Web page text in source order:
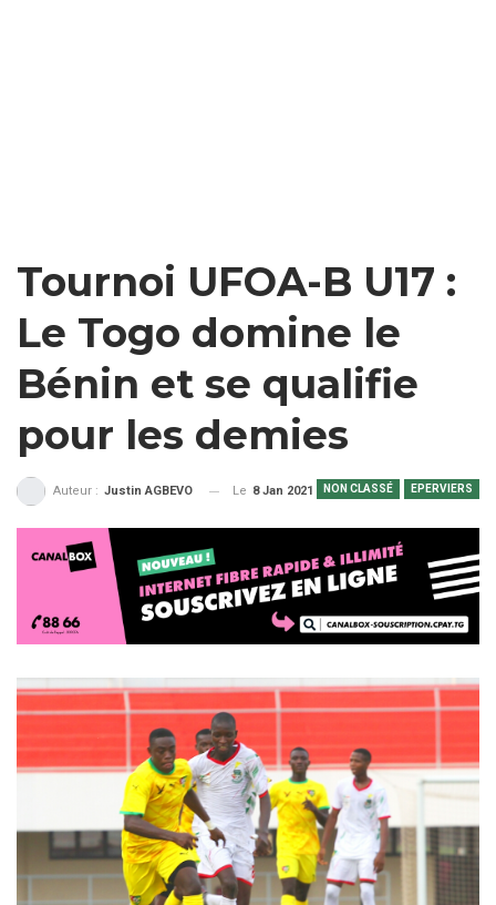
Tournoi UFOA-B U17 :
Le Togo domine le
Bénin et se qualifie
pour les demies
NON CLASSÉ EPERVIERS
Auteur : Justin AGBEVO Le 8 Jan 2021